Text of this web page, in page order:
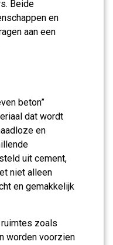
Beide
en
aan een
beton”
dat wordt
en
uit cement,
niet alleen
en gemakkelijk
zoals
worden voorzien